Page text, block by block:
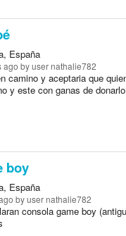
España
ago by user nathalie782
camino y aceptaria que
y este con ganas de
boy
España
by user nathalie782
consola game boy